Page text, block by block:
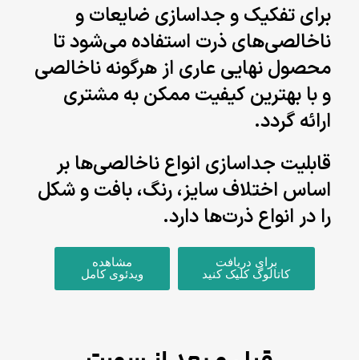
برای تفکیک و جداسازی ضایعات و
ناخالصی‌های ذرت استفاده می‌شود تا
محصول نهایی عاری از هرگونه ناخالصی
و با بهترین کیفیت ممکن به مشتری
ارائه گردد.
قابلیت جداسازی انواع ناخالصی‌ها بر
اساس اختلاف سایز، رنگ، بافت و شکل
را در انواع ذرت‌ها دارد.
برای دریافت
کاتالوگ کلیک کنید
مشاهده
ویدئوی کامل